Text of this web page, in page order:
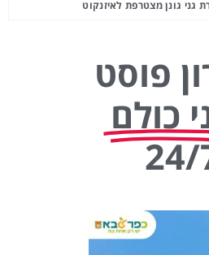
גונן מצטרפת לאיזנקוט
פוסט
כולם
24/